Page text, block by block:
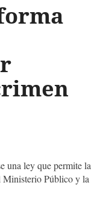
una ley que permite la
Ministerio Público y la